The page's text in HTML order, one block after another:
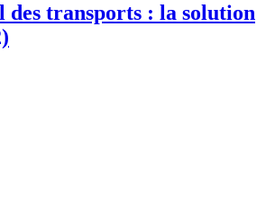
des transports : la solution